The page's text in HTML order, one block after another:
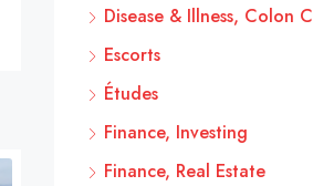
Disease & Illness, Colon
Escorts
Études
Finance, Investing
Finance, Real Estate